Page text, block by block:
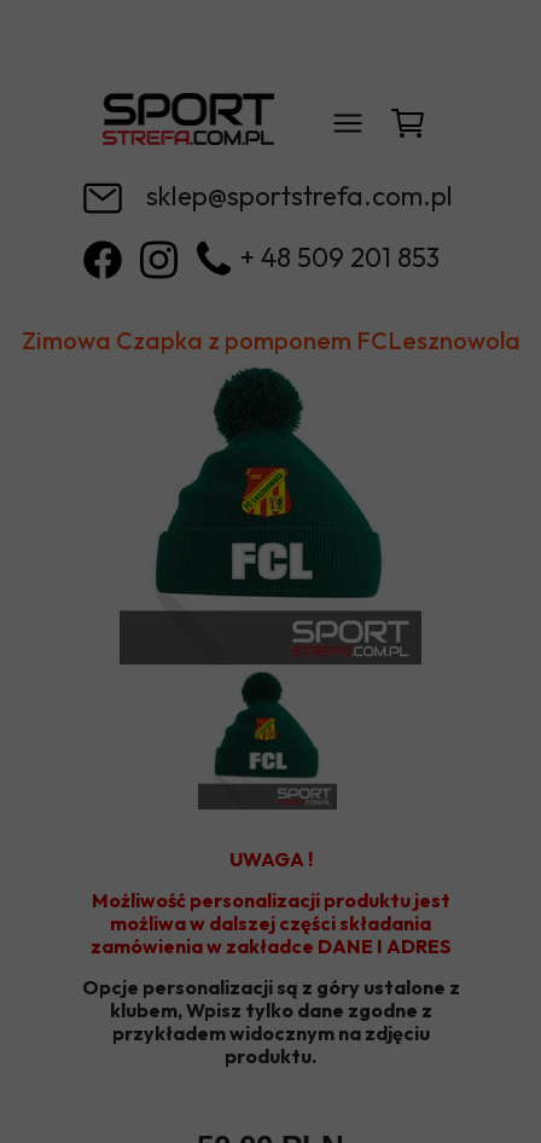
sklep@sportstrefa.com.pl
+ 48 509 201 853
UWAGA !
Możliwość personalizacji produktu jest
możliwa w dalszej części składania
zamówienia w zakładce DANE I ADRES
Opcje personalizacji są z góry ustalone z
klubem, Wpisz tylko dane zgodne z
przykładem widocznym na zdjęciu
produktu.
Zimowa Czapka z pomponem FCLesznowola